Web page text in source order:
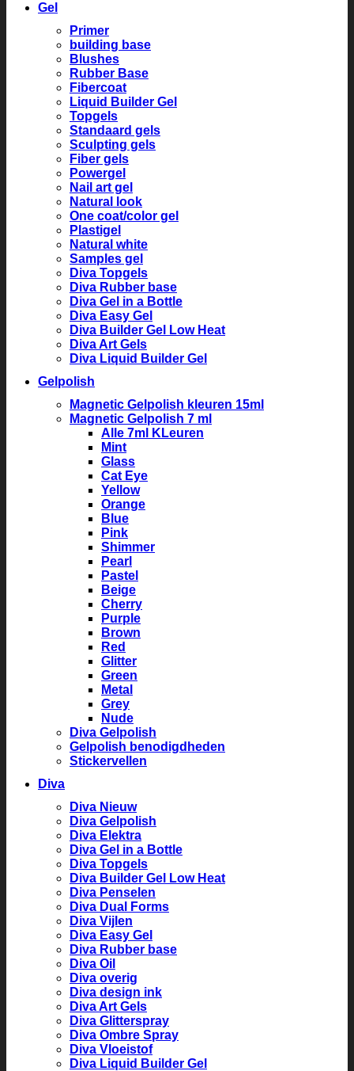
Gel
Primer
building base
Blushes
Rubber Base
Fibercoat
Liquid Builder Gel
Topgels
Standaard gels
Sculpting gels
Fiber gels
Powergel
Nail art gel
Natural look
One coat/color gel
Plastigel
Natural white
Samples gel
Diva Topgels
Diva Rubber base
Diva Gel in a Bottle
Diva Easy Gel
Diva Builder Gel Low Heat
Diva Art Gels
Diva Liquid Builder Gel
Gelpolish
Magnetic Gelpolish kleuren 15ml
Magnetic Gelpolish 7 ml
Alle 7ml KLeuren
Mint
Glass
Cat Eye
Yellow
Orange
Blue
Pink
Shimmer
Pearl
Pastel
Beige
Cherry
Purple
Brown
Red
Glitter
Green
Metal
Grey
Nude
Diva Gelpolish
Gelpolish benodigdheden
Stickervellen
Diva
Diva Nieuw
Diva Gelpolish
Diva Elektra
Diva Gel in a Bottle
Diva Topgels
Diva Builder Gel Low Heat
Diva Penselen
Diva Dual Forms
Diva Vijlen
Diva Easy Gel
Diva Rubber base
Diva Oil
Diva overig
Diva design ink
Diva Art Gels
Diva Glitterspray
Diva Ombre Spray
Diva Vloeistof
Diva Liquid Builder Gel